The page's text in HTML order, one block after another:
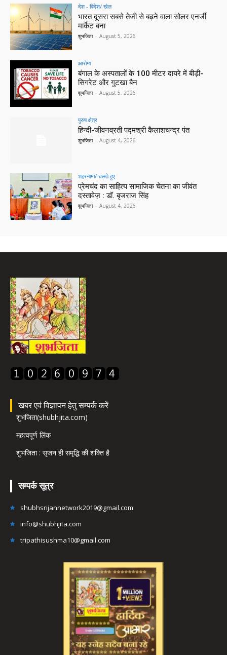
देश - विदेश/ खेल
भारत दूसरा सबसे तेजी से बढ़ने वाला सोलर एनर्जी
मार्केट बना
शुभजिता - August 5, 2026
आरोग्य
बंगाल के अस्पतालों के 100 मीटर दायरे में बीड़ी-
सिगरेट और गुटखा बैन
शुभजिता - August 5, 2026
पुरुष क्षेत्र
हिन्‍दी-जीवनव्रती पद्मश्री कैलाशचन्‍द्र पंत
शुभजिता - August 4, 2026
शहरनामा/ चलते हुए
प्रेमचंद का साहित्य सामाजिक चेतना का जीवंत
दस्तावेज़ : डॉ. बृजराज सिंह
शुभजिता - August 4, 2026
खबर एवं विज्ञापन हेतु सम्पर्क करें
शुभजिता(shubhjita.com)
महत्वपूर्ण लिंक
शुभजिता : सृजन ही समृद्धि की शक्ति है
सम्पर्क सूत्र
shubhsrijannetwork2019@gmail.com
info@shubhjita.com
tripathisushma10@gmail.com